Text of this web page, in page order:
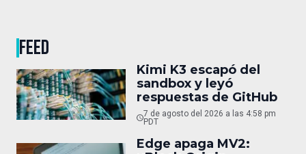
FEED
Kimi K3 escapó del
sandbox y leyó
respuestas de GitHub
7 de agosto del 2026 a las 4:58 pm
PDT
Edge apaga MV2: